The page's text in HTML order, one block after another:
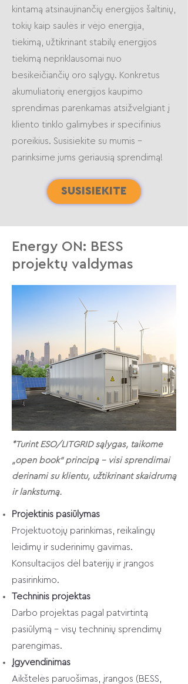
kintamą atsinaujinančių energijos šaltinių,
tokių kaip saulės ir vėjo energija,
tiekimą, užtikrinant stabilų energijos
tiekimą nepriklausomai nuo
besikeičiančių oro sąlygų. Konkretus
akumuliatorių energijos kaupimo
sprendimas parenkamas atsižvelgiant į
kliento tinklo galimybes ir specifinius
poreikius. Susisiekite su mumis –
parinksime jums geriausią sprendimą!
SUSISIEKITE
Energy ON: BESS
projektų valdymas
*Turint ESO/LITGRID sąlygas, taikome
„open book“ principą – visi sprendimai
derinami su klientu, užtikrinant skaidrumą
ir lankstumą.
Projektinis pasiūlymas
Projektuotojų parinkimas, reikalingų
leidimų ir suderinimų gavimas.
Konsultacijos dėl baterijų ir įrangos
pasirinkimo.
Techninis projektas
Darbo projektas pagal patvirtintą
pasiūlymą – visų techninių sprendimų
parengimas.
Įgyvendinimas
Aikštelės paruošimas, įrangos (BESS,